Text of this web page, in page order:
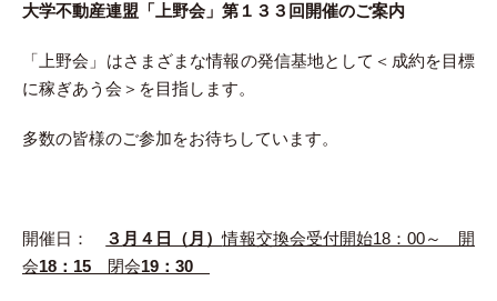
大学不動産連盟「上野会」第１３３回開催のご案内
「上野会」はさまざまな情報の発信基地として＜成約を目標
に稼ぎあう会＞を目指します。
多数の皆様のご参加をお待ちしています。
開催日： ３ 月４日（月）情報交換会受付開始18：00～ 開
会18：15 閉会19：30